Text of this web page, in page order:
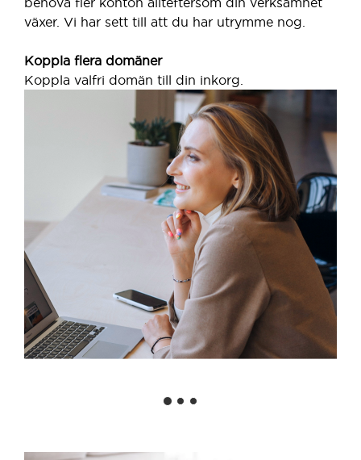
växer. Vi har sett till att du har utrymme nog.
Koppla flera domäner
Koppla valfri domän till din inkorg.